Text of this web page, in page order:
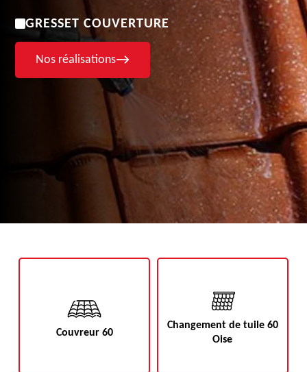
GRESSET COUVERTURE
Nos réalisations
Couvreur 60
Changement de tuile 60
Oise